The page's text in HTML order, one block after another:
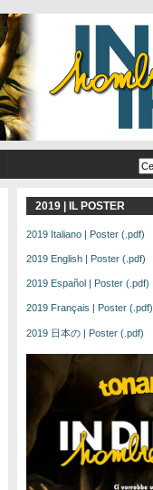
2019 | IL POSTER
2019 Italiano | Poster (.pdf)
2019 English | Poster (.pdf)
2019 Español | Poster (.pdf)
2019 Français | Poster (.pdf)
2019 日本の | Poster (.pdf)